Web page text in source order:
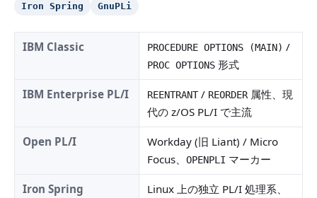
Iron Spring
GnuPLi
IBM Classic PROCEDURE OPTIONS (MAIN) /
PROC OPTIONS 形式
IBM Enterprise PL/I REENTRANT/ REORDER 属性、現
代の z/OS PL/I で主流
Open PL/I
Workday (旧 Liant) / Micro
Focus、OPENPLI マーカー
Iron Spring Linux 上の独立 PL/I 処理系、